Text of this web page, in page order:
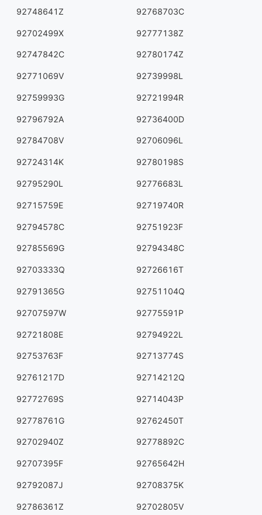
92748641Z 92768703C
92702499X 92777138Z
92747842C 92780174Z
92771069V 92739998L
92759993G 92721994R
92796792A 92736400D
92784708V 92706096L
92724314K 92780198S
92795290L 92776683L
92715759E 92719740R
92794578C 92751923F
92785569G 92794348C
92703333Q 92726616T
92791365G 92751104Q
92707597W 92775591P
92721808E 92794922L
92753763F 92713774S
92761217D 92714212Q
92772769S 92714043P
92778761G 92762450T
92702940Z 92778892C
92707395F 92765642H
92792087J 92708375K
92786361Z 92702805V